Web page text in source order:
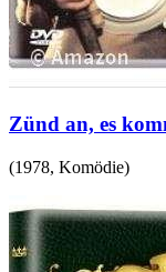
Zünd an, es
(1978, Komödie)